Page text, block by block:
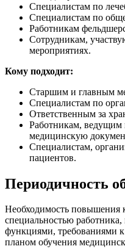
Специалистам по
Специалистам по
Работникам
Сотрудникам,
мероприятиях.
Кому подходит:
Старшим и главным
Специалистам по
Ответственным за
Работникам, ведущим
медицинскую
Специалистам,
пациентов.
Периодичность
Необходимость повышения
специальностью
функциями, требованиями
планом обучения